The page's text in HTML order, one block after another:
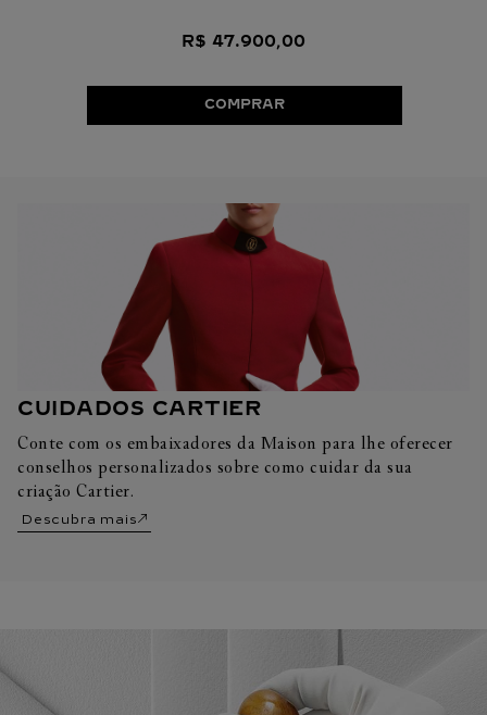
R$ 47.900,00
COMPRAR
CUIDADOS CARTIER
Conte com os embaixadores da Maison para lhe oferecer
conselhos personalizados sobre como cuidar da sua
criação Cartier.
Descubra mais